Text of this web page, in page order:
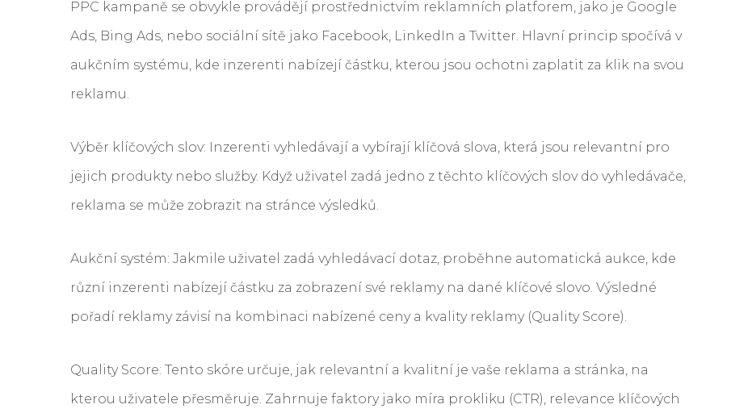
PPC kampaně se obvykle provádějí prostřednictvím reklamních platforem, jako je Google
Ads, Bing Ads, nebo sociální sítě jako Facebook, LinkedIn a Twitter. Hlavní princip spočívá v
aukčním systému, kde inzerenti nabízejí částku, kterou jsou ochotni zaplatit za klik na svou
reklamu.
Výběr klíčových slov: Inzerenti vyhledávají a vybírají klíčová slova, která jsou relevantní pro
jejich produkty nebo služby. Když uživatel zadá jedno z těchto klíčových slov do vyhledávače,
reklama se může zobrazit na stránce výsledků.
Aukční systém: Jakmile uživatel zadá vyhledávací dotaz, proběhne automatická aukce, kde
různí inzerenti nabízejí částku za zobrazení své reklamy na dané klíčové slovo. Výsledné
pořadí reklamy závisí na kombinaci nabízené ceny a kvality reklamy (Quality Score).
Quality Score: Tento skóre určuje, jak relevantní a kvalitní je vaše reklama a stránka, na
kterou uživatele přesměruje. Zahrnuje faktory jako míra prokliku (CTR), relevance klíčových